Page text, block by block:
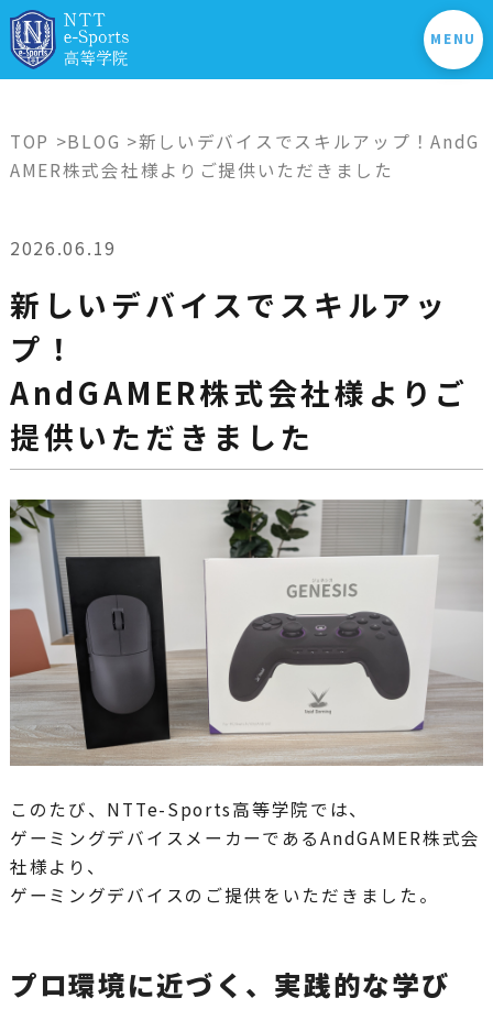
MENU
TOP >BLOG >新しいデバイスでスキルアップ！AndG
AMER株式会社様よりご提供いただきました
2026.06.19
新しいデバイスでスキルアッ
プ！
AndGAMER株式会社様よりご
提供いただきました
このたび、NTTe-Sports高等学院では、
ゲーミングデバイスメーカーであるAndGAMER株式会
社様より、
ゲーミングデバイスのご提供をいただきました。
プロ環境に近づく、実践的な学び